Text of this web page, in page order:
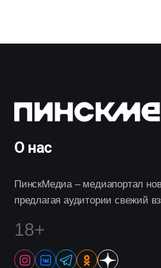
О нас
ПинскМедиа – медиапортал
предлагая аудитории свежий
18+